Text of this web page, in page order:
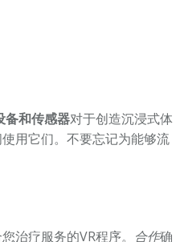
备和传感器对于创造沉浸式体
用它们。不要忘记为能够流
治疗服务的VR程序。 合作确